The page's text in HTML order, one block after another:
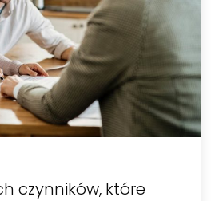
czynników, które